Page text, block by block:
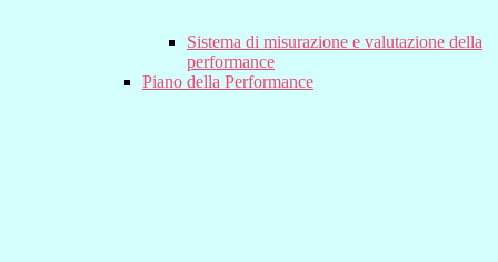
Sistema di misurazione e valutazione della
performance
Piano della Performance